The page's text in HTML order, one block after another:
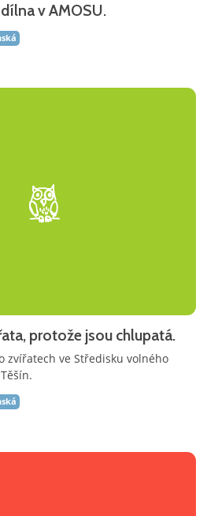
v AMOSU.
protože jsou chlupatá.
zvířatech ve Středisku volného